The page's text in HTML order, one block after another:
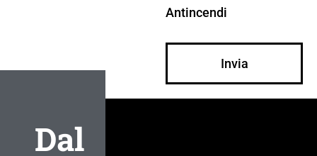
Antincendi
Invia
Dal